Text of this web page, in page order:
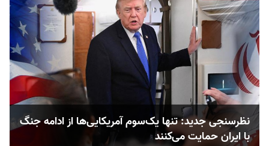
نظرسنجی جدید: تنها یک‌سوم آمریکایی‌ها از ادامه جنگ
با ایران حمایت می‌کنند